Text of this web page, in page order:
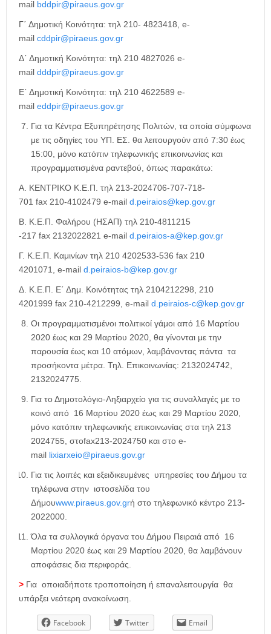
mail bddpir@piraeus.gov.gr
Γ΄ Δημοτική Κοινότητα: τηλ 210- 4823418, e-
mail cddpir@piraeus.gov.gr
Δ΄ Δημοτική Κοινότητα: τηλ 210 4827026 e-
mail dddpir@piraeus.gov.gr
Ε΄ Δημοτική Κοινότητα: τηλ 210 4622589 e-
mail eddpir@piraeus.gov.gr
Για τα Κέντρα Εξυπηρέτησης Πολιτών, τα οποία σύμφωνα
με τις οδηγίες του ΥΠ. ΕΣ. θα λειτουργούν από 7:30 έως
15:00, μόνο κατόπιν τηλεφωνικής επικοινωνίας και
προγραμματισμένα ραντεβού, όπως παρακάτω:
Α. ΚΕΝΤΡΙΚΟ Κ.Ε.Π. τηλ 213-2024706-707-718-
701 fax 210-4102479 e-mail d.peiraios@kep.gov.gr
Β. Κ.Ε.Π. Φαλήρου (ΗΣΑΠ) τηλ 210-4811215
-217 fax 2132022821 e-mail d.peiraios-a@kep.gov.gr
Γ. Κ.Ε.Π. Καμινίων τηλ 210 4202533-536 fax 210
4201071, e-mail d.peiraios-b@kep.gov.gr
Δ. Κ.Ε.Π. Ε΄ Δημ. Κοινότητας τηλ 2104212298, 210
4201999 fax 210-4212299, e-mail d.peiraios-c@kep.gov.gr
Οι προγραμματισμένοι πολιτικοί γάμοι από 16 Μαρτίου
2020 έως και 29 Μαρτίου 2020, θα γίνονται με την
παρουσία έως και 10 ατόμων, λαμβάνοντας πάντα τα
προσήκοντα μέτρα. Τηλ. Επικοινωνίας: 2132024742,
2132024775.
Για το Δημοτολόγιο-Ληξιαρχείο για τις συναλλαγές με το
κοινό από 16 Μαρτίου 2020 έως και 29 Μαρτίου 2020,
μόνο κατόπιν τηλεφωνικής επικοινωνίας στα τηλ 213
2024755, στοfax213-2024750 και στο e-
mail lixiarxeio@piraeus.gov.gr
Για τις λοιπές και εξειδικευμένες υπηρεσίες του Δήμου τα
τηλέφωνα στην ιστοσελίδα του
Δήμουwww.piraeus.gov.grή στο τηλεφωνικό κέντρο 213-
2022000.
Όλα τα συλλογικά όργανα του Δήμου Πειραιά από 16
Μαρτίου 2020 έως και 29 Μαρτίου 2020, θα λαμβάνουν
αποφάσεις δια περιφοράς.
> Για οποιαδήποτε τροποποίηση ή επαναλειτουργία θα
υπάρξει νεότερη ανακοίνωση.
Facebook Twitter Email